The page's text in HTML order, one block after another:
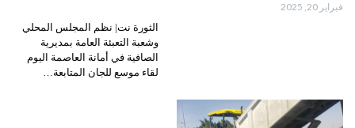
فبراير 20, 2025
الثورة نت| نظم المجلس المحلي
وشعبة التعبئة العامة بمديرية
الصافية في أمانة العاصمة اليوم
لقاء موسع للجان المتابعة…